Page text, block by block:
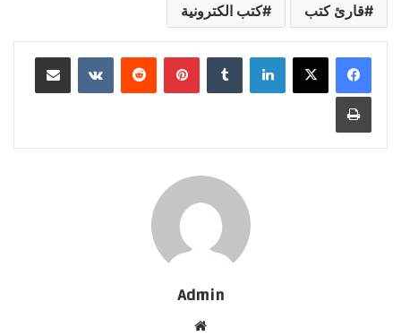
قارئ كتب كتب الكترونية
لينكدإن بينتيريست مشاركة عبر البريد
طباعة
Admin